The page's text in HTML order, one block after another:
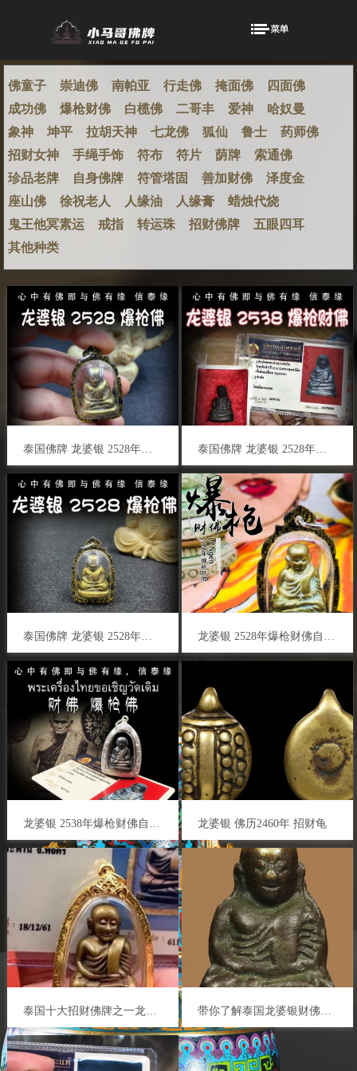
佛童子 崇迪佛 南帕亚 行走佛 掩面佛
四面佛
成功佛
爆枪财佛 白榄佛 二哥丰 爱神
哈奴曼
象神
坤平 拉胡天神 七龙佛 狐仙 鲁士
药师佛
招财女神
手绳手饰 符布 符片 荫牌
索通佛
珍品老牌
自身佛牌 符管塔固 善加财佛
泽度金
座山佛
徐祝老人 人缘油 人缘膏
蜡烛代烧
鬼王他冥素运
戒指 转运珠 招财佛牌
五眼四耳
其他种类
泰国佛牌 龙婆银 2528年爆枪佛 自身佛牌 人缘人脉 财运事业 贵人相助 避险平安 辟邪挡灾 泰国佛牌 龙婆银 2528年爆枪佛 自身佛牌 人缘人脉 财运事业 贵人相助 避险平安 辟邪挡灾
泰国佛牌 龙婆银 2528年爆枪佛 自身佛牌 人缘人脉 财运事业 贵人相助 避险平安 辟邪挡灾 龙婆银 2528年爆枪财佛自身佛牌 泰国佛牌 人缘人脉 财运事业 贵人相助 避险平安 辟邪挡灾
龙婆银 2538年爆枪财佛自身佛牌 泰国佛牌 财运事业 人缘人脉 贵人相助 辟邪挡灾 避险平安 ​龙婆银 佛历2460年 招财龟
泰国十大招财佛牌之一龙婆银财佛，龙婆银2515财佛有几个版本？ 带你了解泰国龙婆银财佛佛牌的来历与渊源